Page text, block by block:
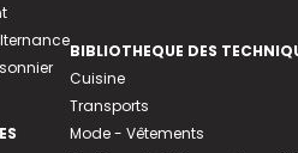
BIBLIOTHEQUE DES
Cuisine
Transports
Mode - Vêtements